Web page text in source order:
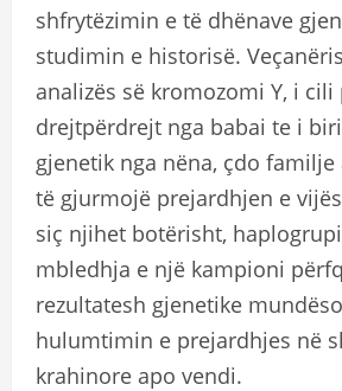
shfrytëzimin e të dhënave
studimin e historisë.
analizës së kromozomi Y, i
drejtpërdrejt nga babai te i
gjenetik nga nëna, çdo
të gjurmojë prejardhjen e
siç njihet botërisht,
mbledhja e një kampioni
rezultatesh gjenetike
hulumtimin e prejardhjes në
krahinore apo vendi.